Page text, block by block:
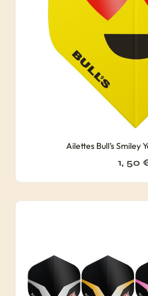
Ailettes Bull’s Smiley
1, 50